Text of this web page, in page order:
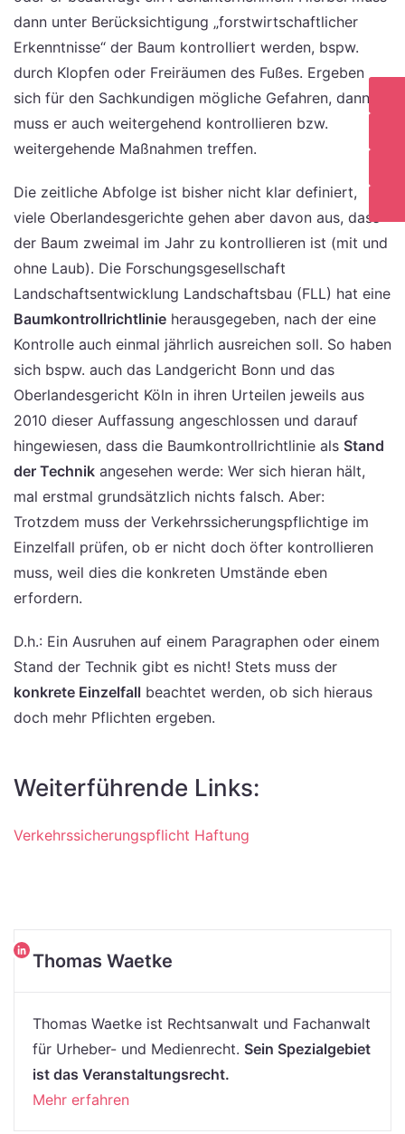
dann unter Berücksichtigung „forstwirtschaftlicher
Erkenntnisse“ der Baum kontrolliert werden, bspw.
durch Klopfen oder Freiräumen des Fußes. Ergeben
sich für den Sachkundigen mögliche Gefahren, dann
muss er auch weitergehend kontrollieren bzw.
weitergehende Maßnahmen treffen.
Die zeitliche Abfolge ist bisher nicht klar definiert,
viele Oberlandesgerichte gehen aber davon aus, dass
der Baum zweimal im Jahr zu kontrollieren ist (mit und
ohne Laub). Die Forschungsgesellschaft
Landschaftsentwicklung Landschaftsbau (FLL) hat eine
Baumkontrollrichtlinie herausgegeben, nach der eine
Kontrolle auch einmal jährlich ausreichen soll. So haben
sich bspw. auch das Landgericht Bonn und das
Oberlandesgericht Köln in ihren Urteilen jeweils aus
2010 dieser Auffassung angeschlossen und darauf
hingewiesen, dass die Baumkontrollrichtlinie als Stand
der Technik angesehen werde: Wer sich hieran hält,
mal erstmal grundsätzlich nichts falsch. Aber:
Trotzdem muss der Verkehrssicherungspflichtige im
Einzelfall prüfen, ob er nicht doch öfter kontrollieren
muss, weil dies die konkreten Umstände eben
erfordern.
D.h.: Ein Ausruhen auf einem Paragraphen oder einem
Stand der Technik gibt es nicht! Stets muss der
konkrete Einzelfall beachtet werden, ob sich hieraus
doch mehr Pflichten ergeben.
Weiterführende Links:
Verkehrssicherungspflicht Haftung
Thomas Waetke
Thomas Waetke ist Rechtsanwalt und Fachanwalt
für Urheber- und Medienrecht. Sein Spezialgebiet
ist das Veranstaltungsrecht.
Mehr erfahren